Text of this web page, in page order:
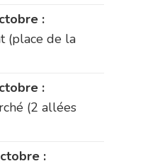
:
(place de la
:
(2 allées
: